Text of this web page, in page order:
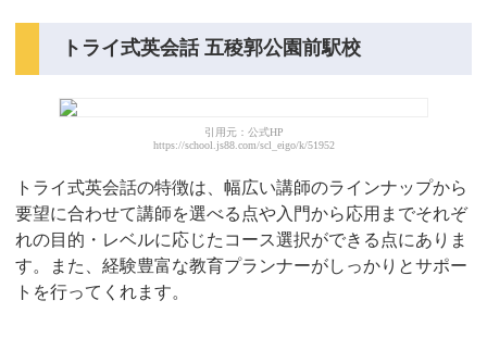
トライ式英会話 五稜郭公園前駅校
引用元：公式HP
https://school.js88.com/scl_eigo/k/51952
トライ式英会話の特徴は、幅広い講師のラインナップから
要望に合わせて講師を選べる点や入門から応用までそれぞ
れの目的・レベルに応じたコース選択ができる点にありま
す。また、経験豊富な教育プランナーがしっかりとサポー
トを行ってくれます。